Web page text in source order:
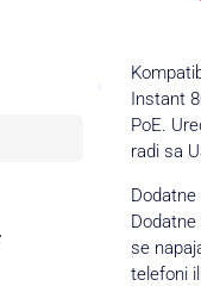
Instant
PoE.
radi sa
se
telefoni